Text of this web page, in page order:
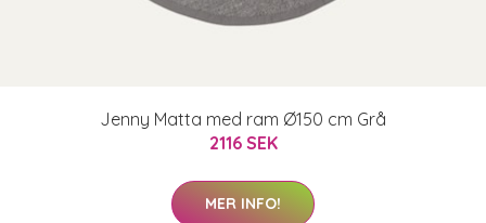
Jenny Matta med ram Ø150 cm Grå
2116 SEK
MER INFO!